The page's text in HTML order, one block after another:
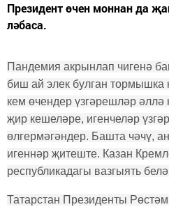
Президент өчен моннан да
ләбаса.
Пандемия акрынлап чигенә
биш ай элек булган тормышка
кем өчендер үзгәрешләр
җир кешеләре, игенчеләр
өлгермәгәндер. Башта чәчү,
игеннәр җитеште. Казан
республикадагы вазгыять
Татарстан Президенты